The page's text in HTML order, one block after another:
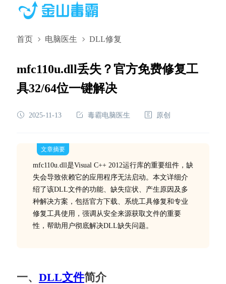
首页 电脑医生 DLL修复
mfc110u.dll丢失？官方免费修复工
具32/64位一键解决
2025-11-13 毒霸电脑医生 原创
文章摘要
mfc110u.dll是Visual C++ 2012运行库的重要组件，缺
失会导致依赖它的应用程序无法启动。本文详细介
绍了该DLL文件的功能、缺失症状、产生原因及多
种解决方案，包括官方下载、系统工具修复和专业
修复工具使用，强调从安全来源获取文件的重要
性，帮助用户彻底解决DLL缺失问题。
一、 DLL文件简介